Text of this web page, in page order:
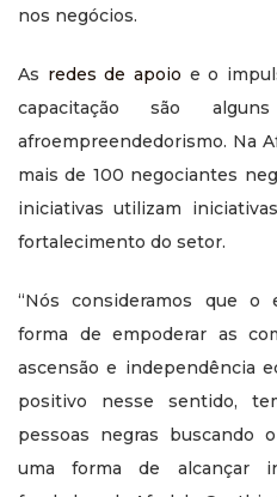
nos negócios.
As redes de apoio e o
capacitação são
afroempreendedorismo. Na
mais de 100 negociantes
iniciativas utilizam
fortalecimento do setor.
“Nós consideramos que o
forma de empoderar as
ascensão e independência
positivo nesse sentido,
pessoas negras buscando
uma forma de alcançar